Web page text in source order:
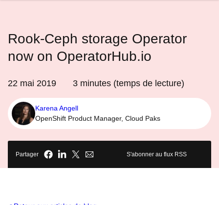
Rook-Ceph storage Operator
now on OperatorHub.io
22 mai 2019 3 minutes (temps de lecture)
Karena Angell
OpenShift Product Manager, Cloud Paks
Partager S'abonner au flux RSS